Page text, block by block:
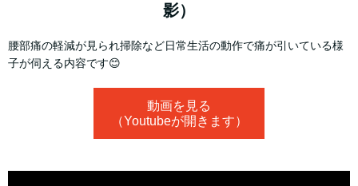
影）
腰部痛の軽減が見られ掃除など日常生活の動作で痛が引いている様
子が伺える内容です😊
動画を見る
（Youtubeが開きます）